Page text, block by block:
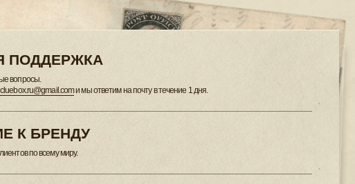
РЕШЕНИЯ
для вашей компании — инвестируйте не в вещи,
отношений с партнерами.
которые нашли свою аудиторию.